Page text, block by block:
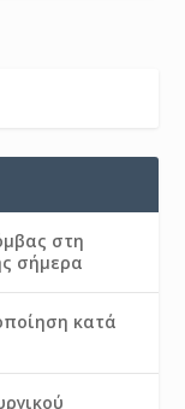
στη
σήμερα
κατά